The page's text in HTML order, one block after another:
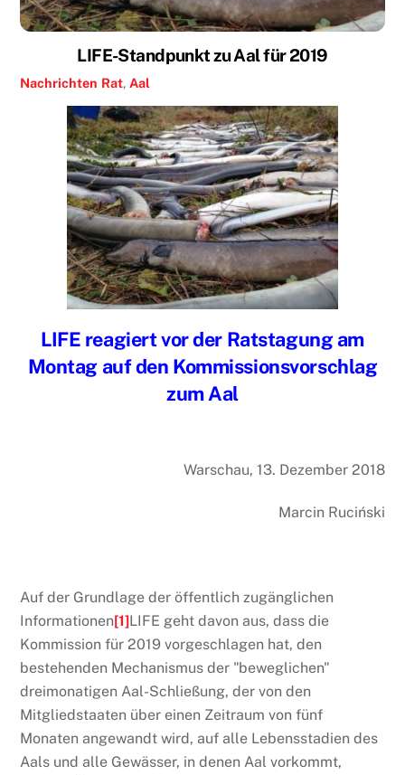
LIFE-Standpunkt zu Aal für 2019
Nachrichten Rat, Aal
LIFE reagiert vor der Ratstagung am
Montag auf den Kommissionsvorschlag
zum Aal
Warschau, 13. Dezember 2018
Marcin Ruciński
Auf der Grundlage der öffentlich zugänglichen
Informationen[1]LIFE geht davon aus, dass die
Kommission für 2019 vorgeschlagen hat, den
bestehenden Mechanismus der "beweglichen"
dreimonatigen Aal-Schließung, der von den
Mitgliedstaaten über einen Zeitraum von fünf
Monaten angewandt wird, auf alle Lebensstadien des
Aals und alle Gewässer, in denen Aal vorkommt,